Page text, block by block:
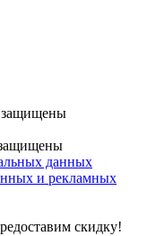
данных
и рекламных
скидку!